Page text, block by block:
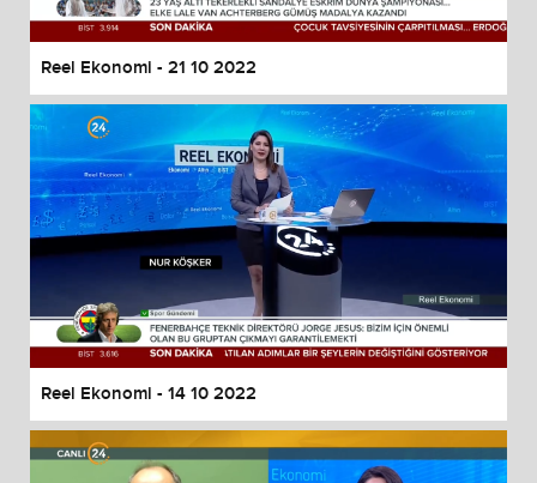
Reel Ekonomi - 21 10 2022
Reel Ekonomi - 14 10 2022